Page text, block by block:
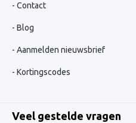
Contact
Blog
Aanmelden nieuwsbrief
Kortingscodes
Veel gestelde vragen